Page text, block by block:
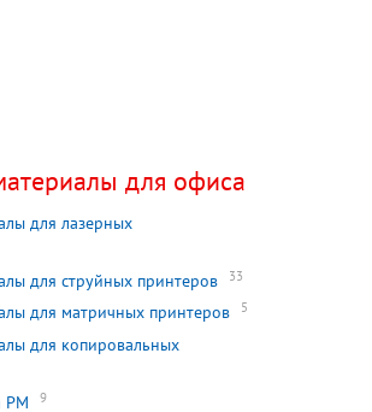
для офиса
для лазерных
для струйных принтеров 33
для матричных принтеров 5
для копировальных
РМ 9